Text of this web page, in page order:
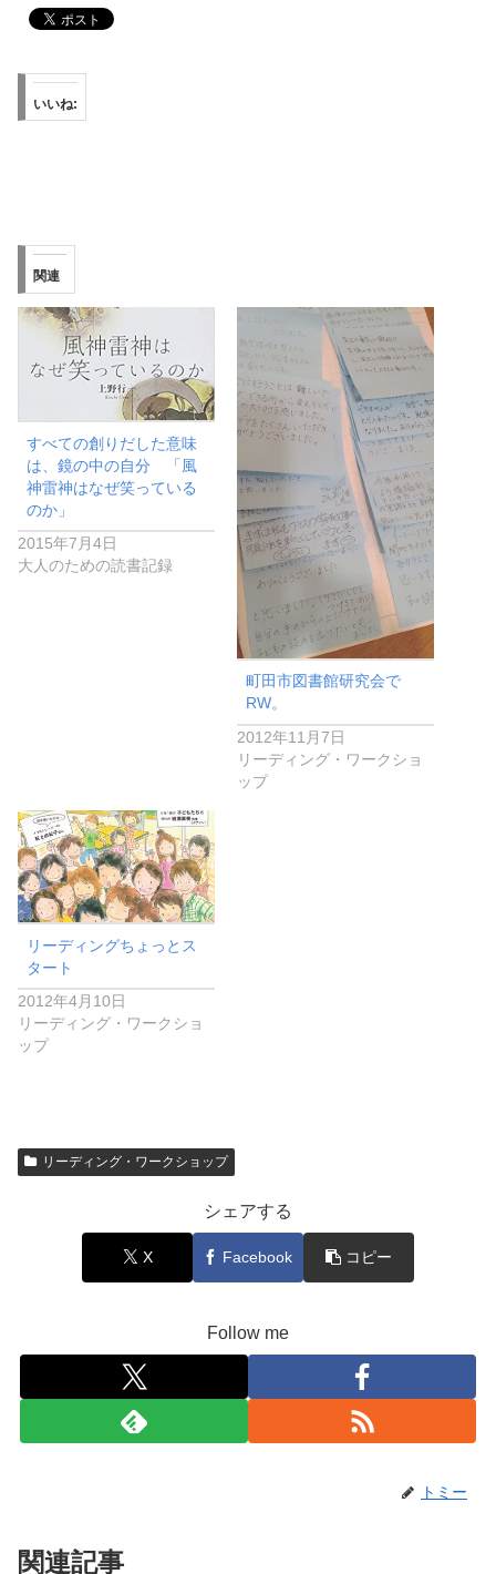
いいね:
関連
すべての創りだした意味
は、鏡の中の自分 「風
神雷神はなぜ笑っている
のか」
2015年7月4日
大人のための読書記録
町田市図書館研究会で
RW。
2012年11月7日
リーディング・ワークショ
ップ
リーディングちょっとス
タート
2012年4月10日
リーディング・ワークショ
ップ
リーディング・ワークショップ
シェアする
X Facebook コピー
Follow me
トミー
関連記事